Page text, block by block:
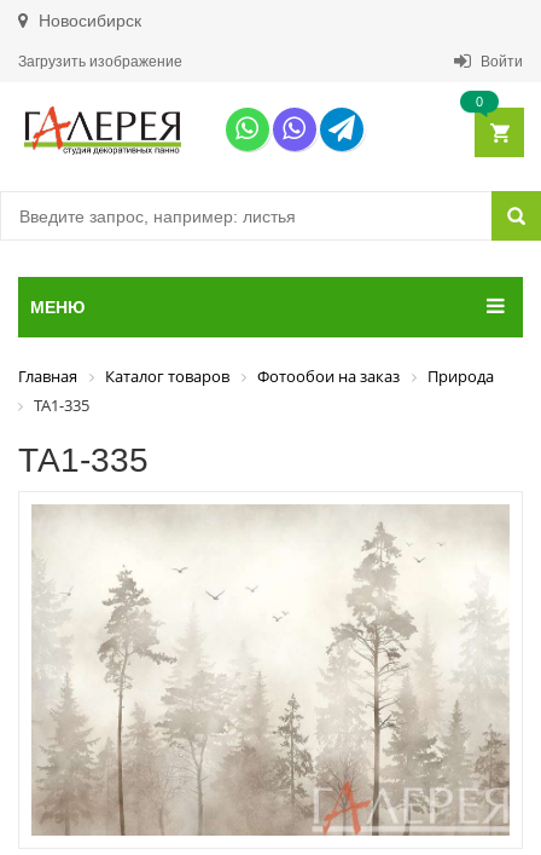
Новосибирск
Загрузить изображение Войти
0
МЕНЮ
Главная Каталог товаров Фотообои на заказ
Природа
ТА1-335
ТА1-335